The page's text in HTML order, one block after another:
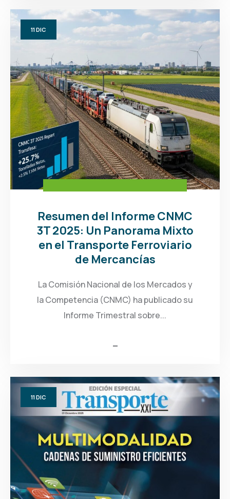
11DIC
Resumen del Informe CNMC
3T 2025: Un Panorama Mixto
en el Transporte Ferroviario
de Mercancías
La Comisión Nacional de los Mercados y
la Competencia (CNMC) ha publicado su
Informe Trimestral sobre...
11DIC